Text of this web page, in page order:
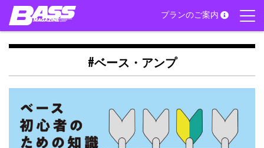
Skip
content
プランのご案内
#ベース・アンプ